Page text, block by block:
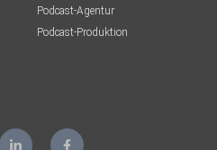
Podcast-Agentur
Podcast-Produktion